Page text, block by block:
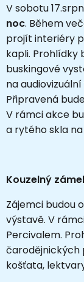
V sobotu
noc. Během
projít interiéry
kapli. Prohlídky
buskingové
na
Připravená
V rámci akce
a rytého skla
Kouzelný
Zájemci budou
výstavě. V
Percivalem.
čarodějnických
košťata,